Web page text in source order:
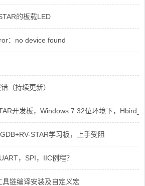
的板载LED
：no device found
（持续更新）
开发板，Windows 7 32位环境下，
STAR学习板，上手受阻
，SPI，IIC例程？
具链编译安装及自定义宏